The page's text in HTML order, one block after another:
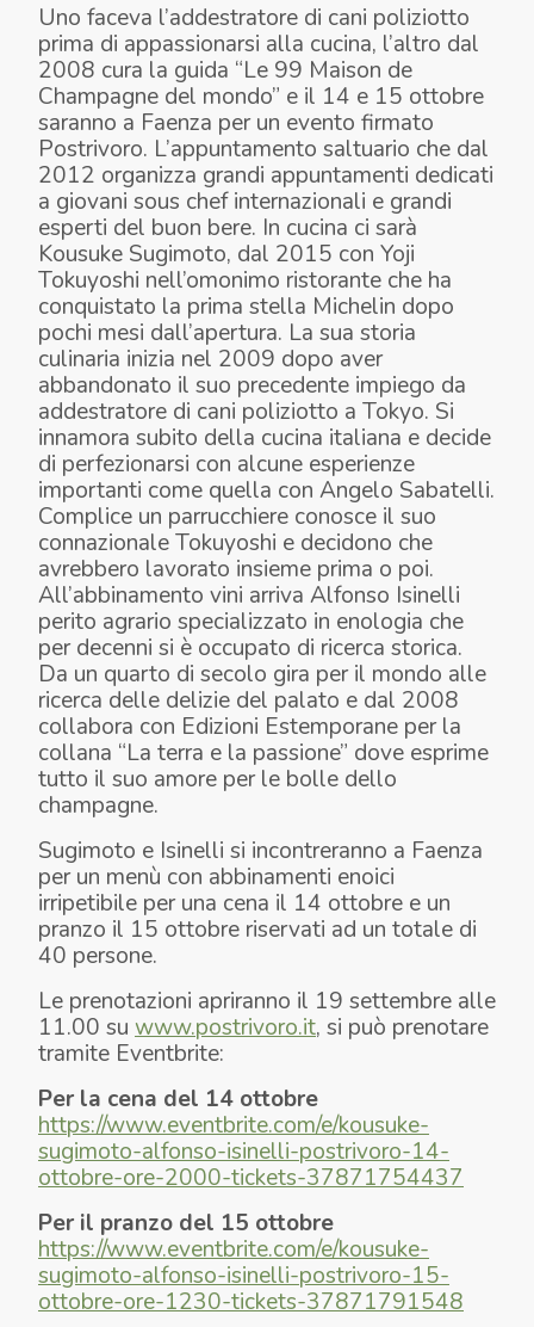
Uno faceva l’addestratore di cani poliziotto
prima di appassionarsi alla cucina, l’altro dal
2008 cura la guida “Le 99 Maison de
Champagne del mondo” e il 14 e 15 ottobre
saranno a Faenza per un evento firmato
Postrivoro. L’appuntamento saltuario che dal
2012 organizza grandi appuntamenti dedicati
a giovani sous chef internazionali e grandi
esperti del buon bere. In cucina ci sarà
Kousuke Sugimoto, dal 2015 con Yoji
Tokuyoshi nell’omonimo ristorante che ha
conquistato la prima stella Michelin dopo
pochi mesi dall’apertura. La sua storia
culinaria inizia nel 2009 dopo aver
abbandonato il suo precedente impiego da
addestratore di cani poliziotto a Tokyo. Si
innamora subito della cucina italiana e decide
di perfezionarsi con alcune esperienze
importanti come quella con Angelo Sabatelli.
Complice un parrucchiere conosce il suo
connazionale Tokuyoshi e decidono che
avrebbero lavorato insieme prima o poi.
All’abbinamento vini arriva Alfonso Isinelli
perito agrario specializzato in enologia che
per decenni si è occupato di ricerca storica.
Da un quarto di secolo gira per il mondo alle
ricerca delle delizie del palato e dal 2008
collabora con Edizioni Estemporane per la
collana “La terra e la passione” dove esprime
tutto il suo amore per le bolle dello
champagne.
Sugimoto e Isinelli si incontreranno a Faenza
per un menù con abbinamenti enoici
irripetibile per una cena il 14 ottobre e un
pranzo il 15 ottobre riservati ad un totale di
40 persone.
Le prenotazioni apriranno il 19 settembre alle
11.00 su www.postrivoro.it, si può prenotare
tramite Eventbrite:
Per la cena del 14 ottobre
https://www.eventbrite.com/e/kousuke-
sugimoto-alfonso-isinelli-postrivoro-14-
ottobre-ore-2000-tickets-37871754437
Per il pranzo del 15 ottobre
https://www.eventbrite.com/e/kousuke-
sugimoto-alfonso-isinelli-postrivoro-15-
ottobre-ore-1230-tickets-37871791548